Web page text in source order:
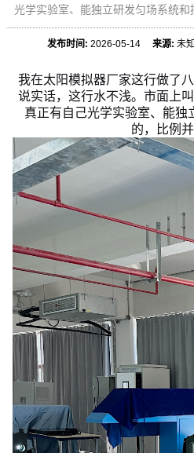
光学实验室、能独立研发匀场系统和
发布时间: 2026-05-14来源: 未
我在太阳模拟器厂家这行做了
说实话，这行水不浅。市面上
真正有自己光学实验室、能
的，比例并